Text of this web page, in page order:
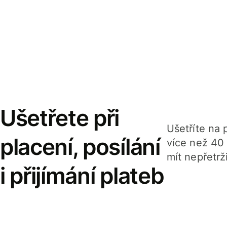
Ušetřete při
placení, posílání
i přijímání plateb
Ušetříte na
více než 40
mít